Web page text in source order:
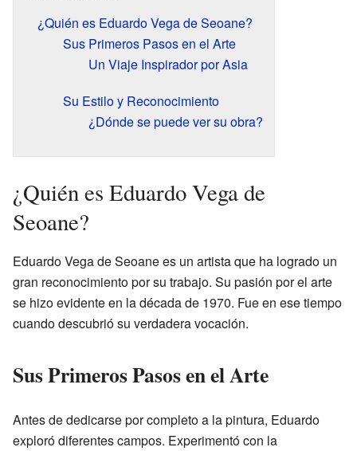
¿Quién es Eduardo Vega de Seoane?
Sus Primeros Pasos en el Arte
Un Viaje Inspirador por Asia
Su Estilo y Reconocimiento
¿Dónde se puede ver su obra?
¿Quién es Eduardo Vega de
Seoane?
Eduardo Vega de Seoane es un artista que ha logrado un
gran reconocimiento por su trabajo. Su pasión por el arte
se hizo evidente en la década de 1970. Fue en ese tiempo
cuando descubrió su verdadera vocación.
Sus Primeros Pasos en el Arte
Antes de dedicarse por completo a la pintura, Eduardo
exploró diferentes campos. Experimentó con la